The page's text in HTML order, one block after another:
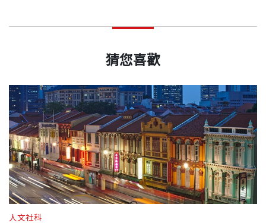
猜您喜歡
人文社科